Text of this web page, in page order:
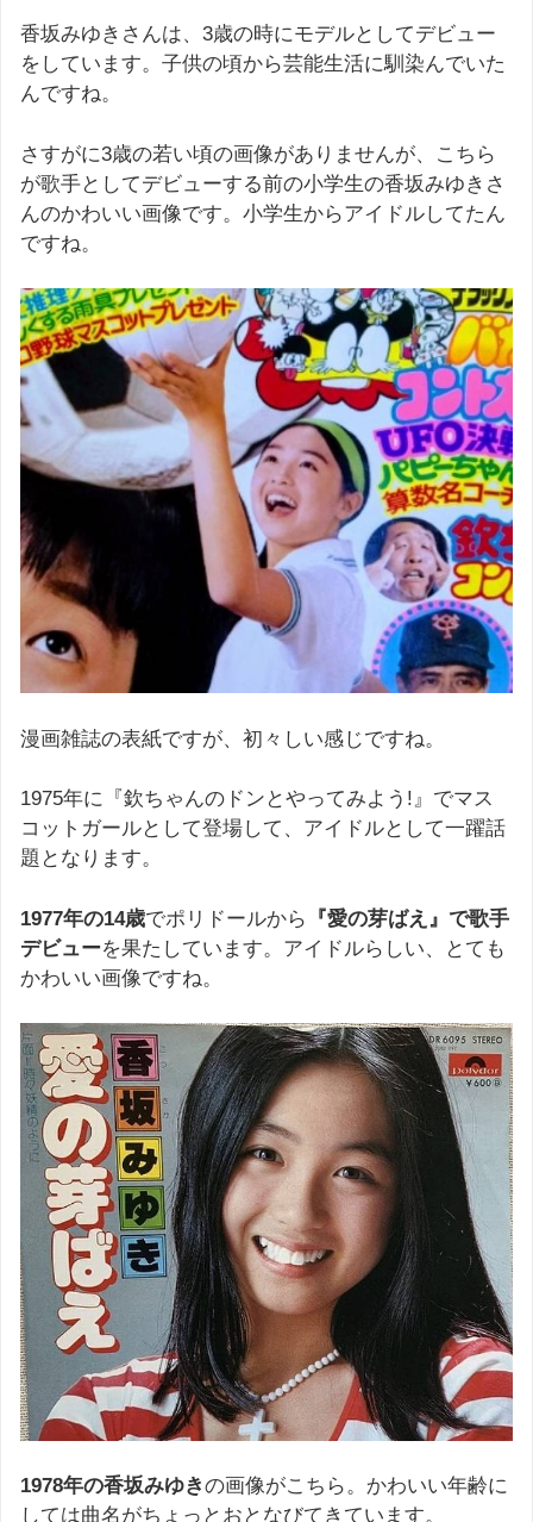
香坂みゆきさんは、3歳の時にモデルとしてデビュー
をしています。子供の頃から芸能生活に馴染んでいた
んですね。
さすがに3歳の若い頃の画像がありませんが、こちら
が歌手としてデビューする前の小学生の香坂みゆきさ
んのかわいい画像です。小学生からアイドルしてたん
ですね。
漫画雑誌の表紙ですが、初々しい感じですね。
1975年に『欽ちゃんのドンとやってみよう!』でマス
コットガールとして登場して、アイドルとして一躍話
題となります。
1977年の14歳でポリドールから
『愛の芽ばえ』で歌手
デビューを果たしています。アイドルらしい、とても
かわいい画像ですね。
1978年の香坂みゆきの画像がこちら。かわいい年齢に
しては曲名がちょっとおとなびてきています。